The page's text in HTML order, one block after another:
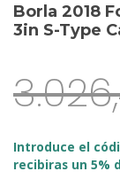
Borla 2018
3in S-Type
Introduce el
recibiras un 5%